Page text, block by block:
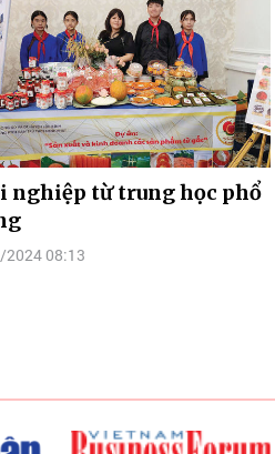
nghiệp từ trung học phổ
08:13